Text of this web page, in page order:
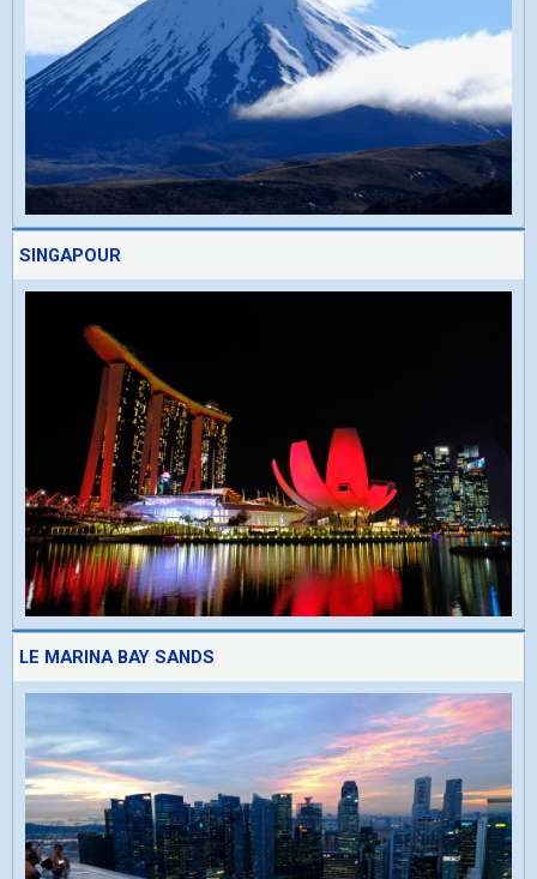
SINGAPOUR
LE MARINA BAY SANDS